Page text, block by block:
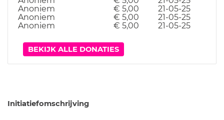
Anoniem
€ 5,00
21-05-25
Anoniem
€ 5,00
21-05-25
Anoniem
€ 5,00 21-05-25
BEKIJK ALLE DONATIES
Initiatiefomschrijving